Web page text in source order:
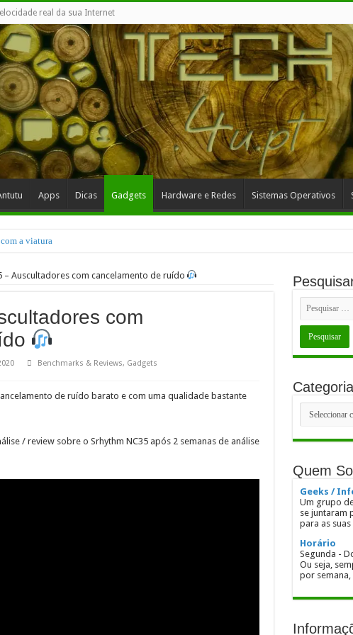
real da sua Internet
Apps Dicas Gadgets Hardware e Redes Sistemas Operativos
a viatura
– Auscultadores com cancelamento de ruído
com
Benchmarks & Reviews, Gadgets
de ruído barato e com uma qualidade bastante
/ review sobre o Srhythm NC35 após 2 semanas de análise
Categorias
Quem
Geeks /
Um grupo
se juntaram
para as
Horário
Segunda -
Ou seja,
por semana,